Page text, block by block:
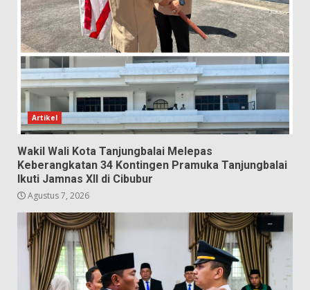
Artikel
Wakil Wali Kota Tanjungbalai Melepas
Keberangkatan 34 Kontingen Pramuka Tanjungbalai
Ikuti Jamnas XII di Cibubur
Agustus 7, 2026